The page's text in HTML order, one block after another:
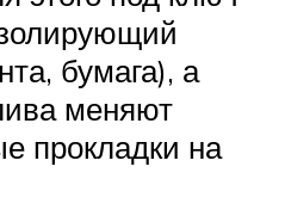
бумага), а
меняют
прокладки на